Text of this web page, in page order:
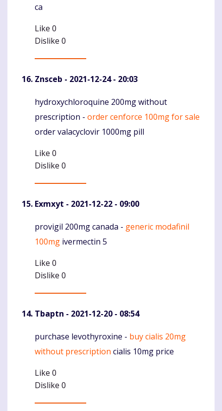
ca
Like 0
Dislike 0
Znsceb - 2021-12-24 - 20:03
Komentaras
hydroxychloroquine 200mg without
prescription - order cenforce 100mg for sale
order valacyclovir 1000mg pill
Like 0
Dislike 0
Exmxyt - 2021-12-22 - 09:00
Komentaras
provigil 200mg canada - generic modafinil
100mg ivermectin 5
Like 0
Dislike 0
Tbaptn - 2021-12-20 - 08:54
Komentaras
purchase levothyroxine - buy cialis 20mg
without prescription cialis 10mg price
Like 0
Dislike 0